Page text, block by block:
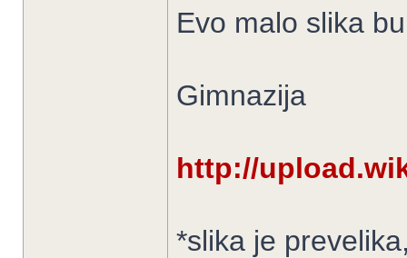
Evo malo slika
Gimnazija
http://
*slika je